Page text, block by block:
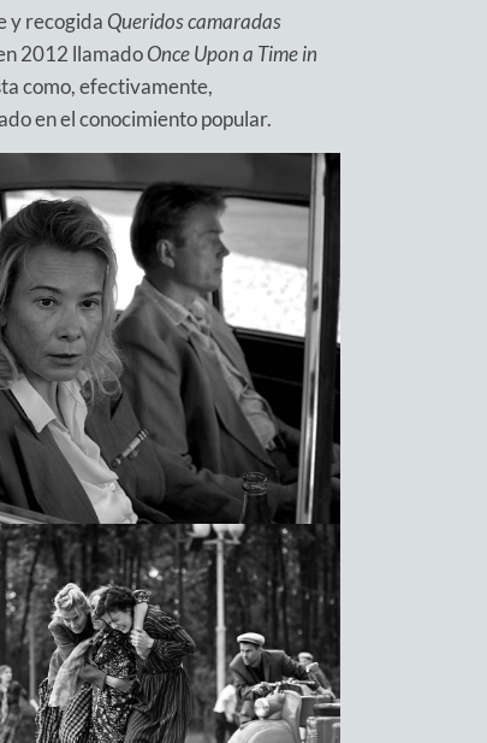
y recogida Queridos camaradas
2012 llamadoOnce Upon a Time in
como, efectivamente,
en el conocimiento popular.